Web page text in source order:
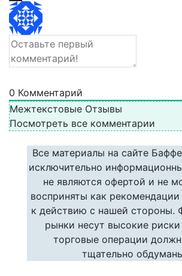
0 Комментарий
Межтекстовые Отзывы
Посмотреть все комментарии
Все материалы на сайте
исключительно
не являются офертой и не
восприняты как
к действию с нашей стороны.
рынки несут высокие
торговые операции
тщательно